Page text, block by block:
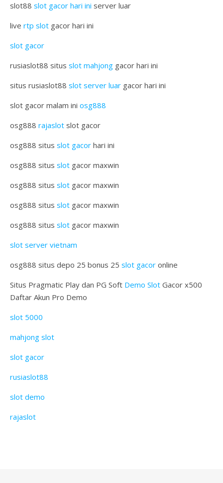
slot88 slot gacor hari ini server luar
live rtp slot gacor hari ini
slot gacor
rusiaslot88 situs slot mahjong gacor hari ini
situs rusiaslot88 slot server luar gacor hari ini
slot gacor malam ini osg888
osg888 rajaslot slot gacor
osg888 situs slot gacor hari ini
osg888 situs slot gacor maxwin
osg888 situs slot gacor maxwin
osg888 situs slot gacor maxwin
osg888 situs slot gacor maxwin
slot server vietnam
osg888 situs depo 25 bonus 25 slot gacor online
Situs Pragmatic Play dan PG Soft Demo Slot Gacor x500
Daftar Akun Pro Demo
slot 5000
mahjong slot
slot gacor
rusiaslot88
slot demo
rajaslot